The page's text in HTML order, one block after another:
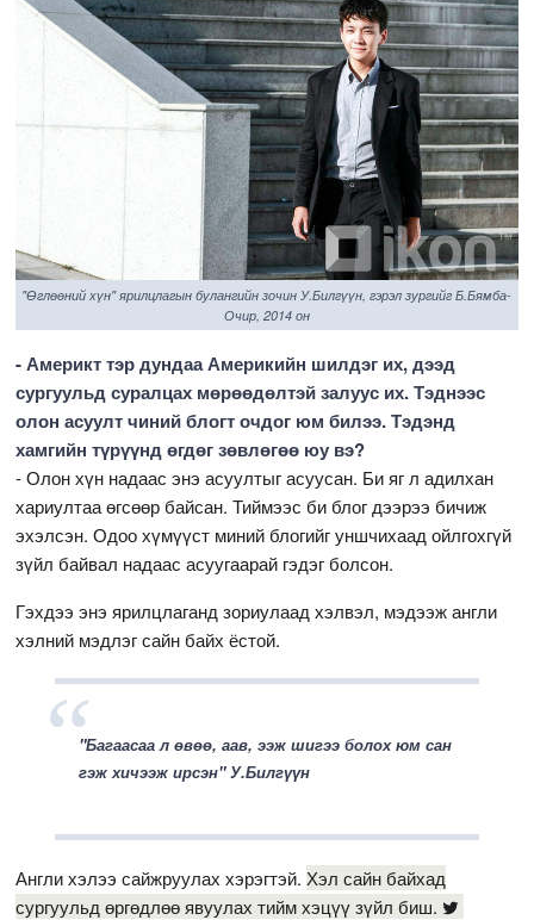
"Өглөөний хүн" ярилцлагын булангийн зочин У.Билгүүн, гэрэл зургийг Б.Бямба-
Очир, 2014 он
- Америкт тэр дундаа Америкийн шилдэг их, дээд
сургуульд суралцах мөрөөдөлтэй залуус их. Тэднээс
олон асуулт чиний блогт очдог юм билээ. Тэдэнд
хамгийн түрүүнд өгдөг зөвлөгөө юу вэ?
- Олон хүн надаас энэ асуултыг асуусан. Би яг л адилхан
хариултаа өгсөөр байсан. Тиймээс би блог дээрээ бичиж
эхэлсэн. Одоо хүмүүст миний блогийг уншчихаад ойлгохгүй
зүйл байвал надаас асуугаарай гэдэг болсон.
Гэхдээ энэ ярилцлаганд зориулаад хэлвэл, мэдээж англи
хэлний мэдлэг сайн байх ёстой.
"Багаасаа л өвөө, аав, ээж шигээ болох юм сан
гэж хичээж ирсэн" У.Билгүүн
Англи хэлээ сайжруулах хэрэгтэй. Хэл сайн байхад
сургуульд өргөдлөө явуулах тийм хэцүү зүйл биш.